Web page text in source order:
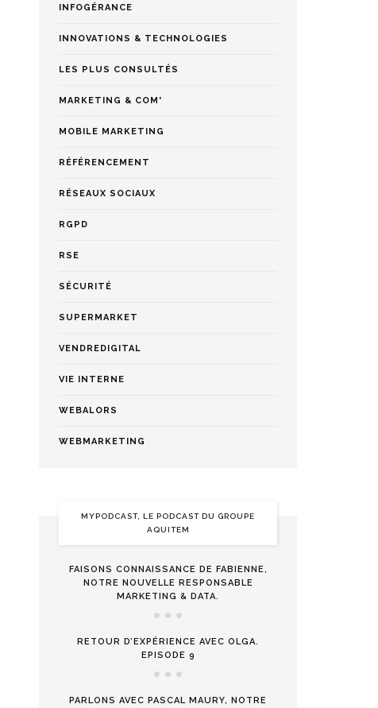
INFOGÉRANCE
INNOVATIONS & TECHNOLOGIES
LES PLUS CONSULTÉS
MARKETING & COM'
MOBILE MARKETING
RÉFÉRENCEMENT
RÉSEAUX SOCIAUX
RGPD
RSE
SÉCURITÉ
SUPERMARKET
VENDREDIGITAL
VIE INTERNE
WEBALORS
WEBMARKETING
MYPODCAST, LE PODCAST DU GROUPE
AQUITEM
FAISONS CONNAISSANCE DE FABIENNE,
NOTRE NOUVELLE RESPONSABLE
MARKETING & DATA.
RETOUR D’EXPÉRIENCE AVEC OLGA.
EPISODE 9
PARLONS AVEC PASCAL MAURY, NOTRE